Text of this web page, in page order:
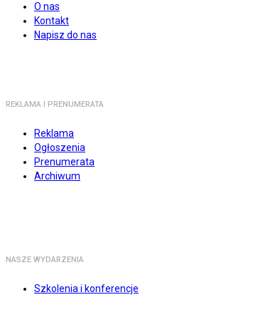
O nas
Kontakt
Napisz do nas
REKLAMA I PRENUMERATA
Reklama
Ogłoszenia
Prenumerata
Archiwum
NASZE WYDARZENIA
Szkolenia i konferencje